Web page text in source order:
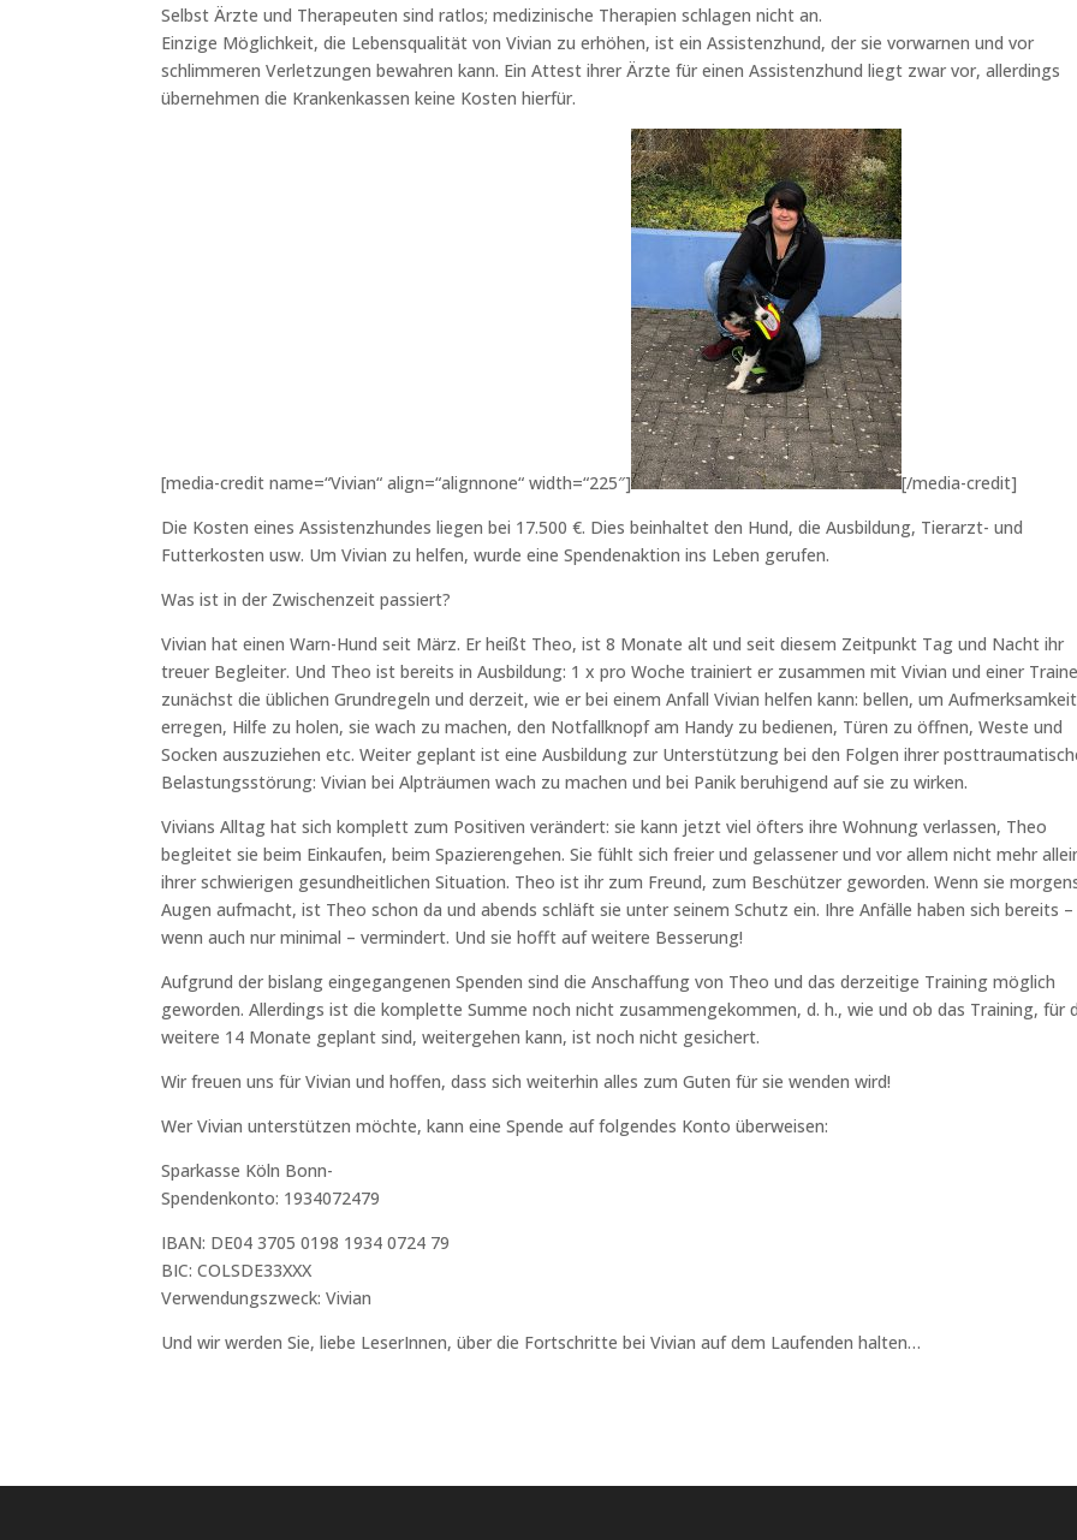
Selbst Ärzte und Therapeuten sind ratlos; medizinische Therapien schlagen nicht an.
Einzige Möglichkeit, die Lebensqualität von Vivian zu erhöhen, ist ein Assistenzhund, der sie vorwarnen und vor
schlimmeren Verletzungen bewahren kann. Ein Attest ihrer Ärzte für einen Assistenzhund liegt zwar vor, allerdings
übernehmen die Krankenkassen keine Kosten hierfür.
[media-credit name=“Vivian“ align=“alignnone“ width=“225″]
[/media-credit]
Die Kosten eines Assistenzhundes liegen bei 17.500 €. Dies beinhaltet den Hund, die Ausbildung, Tierarzt- und
Futterkosten usw. Um Vivian zu helfen, wurde eine Spendenaktion ins Leben gerufen.
Was ist in der Zwischenzeit passiert?
Vivian hat einen Warn-Hund seit März. Er heißt Theo, ist 8 Monate alt und seit diesem Zeitpunkt Tag und Nacht ihr
treuer Begleiter. Und Theo ist bereits in Ausbildung: 1 x pro Woche trainiert er zusammen mit Vivian und einer
zunächst die üblichen Grundregeln und derzeit, wie er bei einem Anfall Vivian helfen kann: bellen, um
erregen, Hilfe zu holen, sie wach zu machen, den Notfallknopf am Handy zu bedienen, Türen zu öffnen, Weste und
Socken auszuziehen etc. Weiter geplant ist eine Ausbildung zur Unterstützung bei den Folgen ihrer
Belastungsstörung: Vivian bei Alpträumen wach zu machen und bei Panik beruhigend auf sie zu wirken.
Vivians Alltag hat sich komplett zum Positiven verändert: sie kann jetzt viel öfters ihre Wohnung verlassen, Theo
begleitet sie beim Einkaufen, beim Spazierengehen. Sie fühlt sich freier und gelassener und vor allem nicht mehr
ihrer schwierigen gesundheitlichen Situation. Theo ist ihr zum Freund, zum Beschützer geworden. Wenn sie
Augen aufmacht, ist Theo schon da und abends schläft sie unter seinem Schutz ein. Ihre Anfälle haben sich bereits –
wenn auch nur minimal – vermindert. Und sie hofft auf weitere Besserung!
Aufgrund der bislang eingegangenen Spenden sind die Anschaffung von Theo und das derzeitige Training möglich
geworden. Allerdings ist die komplette Summe noch nicht zusammengekommen, d. h., wie und ob das Training, für
weitere 14 Monate geplant sind, weitergehen kann, ist noch nicht gesichert.
Wir freuen uns für Vivian und hoffen, dass sich weiterhin alles zum Guten für sie wenden wird!
Wer Vivian unterstützen möchte, kann eine Spende auf folgendes Konto überweisen:
Sparkasse Köln Bonn-
Spendenkonto: 1934072479
IBAN: DE04 3705 0198 1934 0724 79
BIC: COLSDE33XXX
Verwendungszweck: Vivian
Und wir werden Sie, liebe LeserInnen, über die Fortschritte bei Vivian auf dem Laufenden halten…